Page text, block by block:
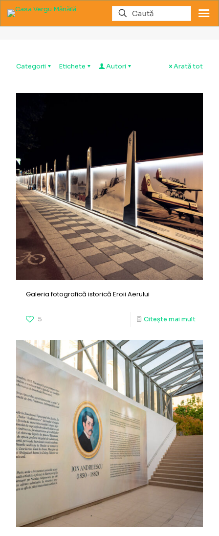
Expoziții
Categorii Etichete Autori Arată tot
Galeria fotografică istorică Eroii Aerului
5 Citește mai mult